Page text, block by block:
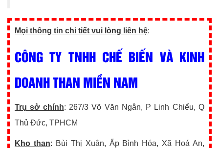
Mọi thông tin chi tiết vui lòng liên hệ:
CÔNG TY TNHH CHẾ BIẾN VÀ KINH
DOANH THAN MIỀN NAM
Trụ sở chính: 267/3 Võ Văn Ngân, P Linh Chiểu, Q
Thủ Đức, TPHCM
Kho than: Bùi Thị Xuân, Ấp Bình Hóa, Xã Hoá An,